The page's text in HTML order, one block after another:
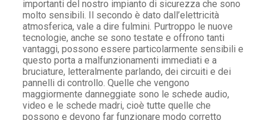
importanti del nostro impianto di sicurezza che sono
molto sensibili. Il secondo è dato dall’elettricità
atmosferica, vale a dire fulmini. Purtroppo le nuove
tecnologie, anche se sono testate e offrono tanti
vantaggi, possono essere particolarmente sensibili e
questo porta a malfunzionamenti immediati e a
bruciature, letteralmente parlando, dei circuiti e dei
pannelli di controllo. Quelle che vengono
maggiormente danneggiate sono le schede audio,
video e le schede madri, cioè tutte quelle che
possono e devono far funzionare modo corretto